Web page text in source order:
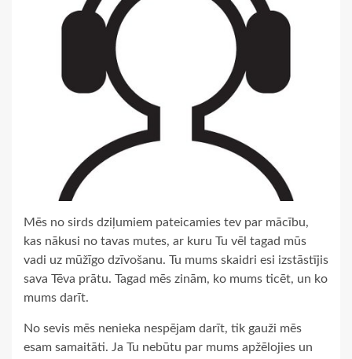
Mēs no sirds dziļumiem pateicamies tev par mācību,
kas nākusi no tavas mutes, ar kuru Tu vēl tagad mūs
vadi uz mūžīgo dzīvošanu. Tu mums skaidri esi izstāstījis
sava Tēva prātu. Tagad mēs zinām, ko mums ticēt, un ko
mums darīt.
No sevis mēs nenieka nespējam darīt, tik gauži mēs
esam samaitāti. Ja Tu nebūtu par mums apžēlojies un